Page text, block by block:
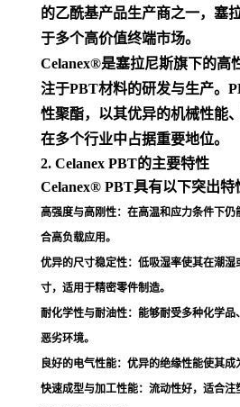
的乙酰基产品生产商之一，塞
于多个高价值终端市场。
Celanex®是塞拉尼斯旗下的高
注于PBT材料的研发与生产。
性聚酯，以其优异的机械性能
在多个行业中占据重要地位。
2. Celanex PBT的主要特性
Celanex® PBT具有以下突出特
高强度与高刚性：在高温和应力条件下
合高负载应用。
优异的尺寸稳定性：低吸湿率使其在潮
寸，适用于精密零件制造。
耐化学性与耐油性：能够耐受多种化学
恶劣环境。
良好的电气性能：优异的绝缘性能使其
快速成型与加工性能：流动性好，适合